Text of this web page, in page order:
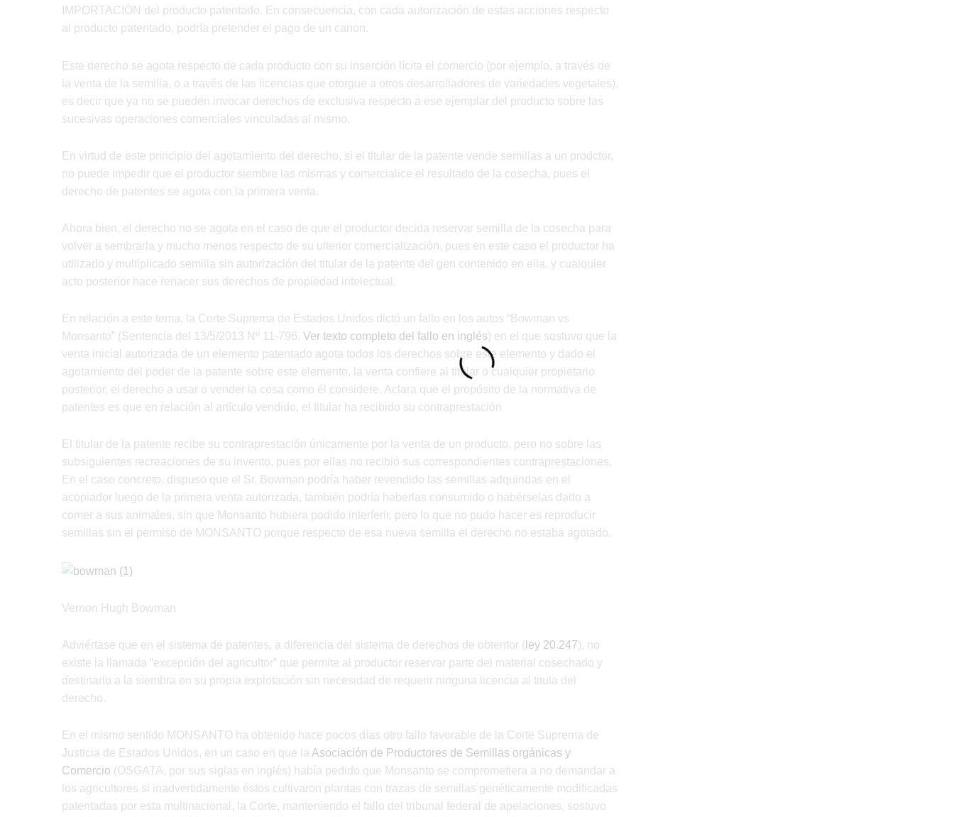
IMPORTACIÓN del producto patentado. En consecuencia, con cada autorización de estas acciones respecto
al producto patentado, podría pretender el pago de un canon.
Este derecho se agota respecto de cada producto con su inserción lícita el comercio (por ejemplo, a través de
la venta de la semilla, o a través de las licencias que otorgue a otros desarrolladores de variedades vegetales),
es decir que ya no se pueden invocar derechos de exclusiva respecto a ese ejemplar del producto sobre las
sucesivas operaciones comerciales vinculadas al mismo.
En virtud de este principio del agotamiento del derecho, si el titular de la patente vende semillas a un prodctor,
no puede impedir que el productor siembre las mismas y comercialice el resultado de la cosecha, pues el
derecho de patentes se agota con la primera venta.
Ahora bien, el derecho no se agota en el caso de que el productor decida reservar semilla de la cosecha para
volver a sembrarla y mucho menos respecto de su ulterior comercialización, pues en este caso el productor ha
utilizado y multiplicado semilla sin autorización del titular de la patente del gen contenido en ella, y cualquier
acto posterior hace renacer sus derechos de propiedad intelectual.
En relación a este tema, la Corte Suprema de Estados Unidos dictó un fallo en los autos “Bowman vs
Monsanto” (Sentencia del 13/5/2013 Nº 11-796. Ver texto completo del fallo en inglés) en el que sostuvo que la
venta inicial autorizada de un elemento patentado agota todos los derechos sobre este elemento y dado el
agotamiento del poder de la patente sobre este elemento, la venta confiere al titular o cualquier propietario
posterior, el derecho a usar o vender la cosa como él considere. Aclara que el propósito de la normativa de
patentes es que en relación al artículo vendido, el titular ha recibido su contraprestación
El titular de la patente recibe su contraprestación únicamente por la venta de un producto, pero no sobre las
subsiguientes recreaciones de su invento, pues por ellas no recibió sus correspondientes contraprestaciones.
En el caso concreto, dispuso que el Sr. Bowman podría haber revendido las semillas adquiridas en el
acopiador luego de la primera venta autorizada, también podría haberlas consumido o habérselas dado a
comer a sus animales, sin que Monsanto hubiera podido interferir, pero lo que no pudo hacer es reproducir
semillas sin el permiso de MONSANTO porque respecto de esa nueva semilla el derecho no estaba agotado.
Vernon Hugh Bowman
Adviértase que en el sistema de patentes, a diferencia del sistema de derechos de obtentor ( ley 20.247), no
existe la llamada “excepción del agricultor” que permite al productor reservar parte del material cosechado y
destinarlo a la siembra en su propia explotación sin necesidad de requerir ninguna licencia al titula del
derecho.
En el mismo sentido MONSANTO ha obtenido hace pocos días otro fallo favorable de la Corte Suprema de
Justicia de Estados Unidos, en un caso en que la Asociación de Productores de Semillas orgánicas y
Comercio (OSGATA, por sus siglas en inglés) había pedido que Monsanto se comprometiera a no demandar a
los agricultores si inadvertidamente éstos cultivaron plantas con trazas de semillas genéticamente modificadas
patentadas por esta multinacional, la Corte, manteniendo el fallo del tribunal federal de apelaciones, sostuvo